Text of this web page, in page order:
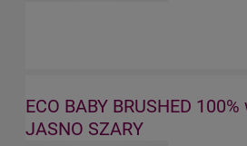
ECO BABY BRUSHED
JASNO SZARY